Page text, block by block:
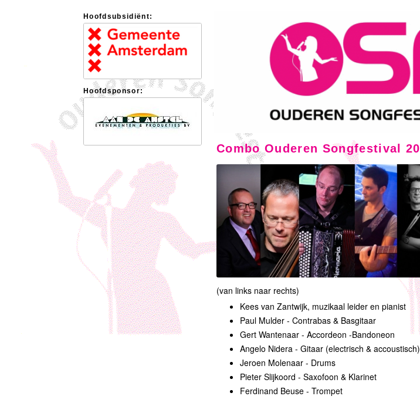
Hoofdsubsidiënt:
Hoofdsponsor:
Combo Ouderen Songfestival
(van links naar rechts)
Kees van Zantwijk, muzikaal leider en pianist
Paul Mulder - Contrabas & Basgitaar
Gert Wantenaar - Accordeon -Bandoneon
Angelo Nidera - Gitaar (electrisch & accoustisch)
Jeroen Molenaar - Drums
Pieter Slijkoord - Saxofoon & Klarinet
Ferdinand Beuse - Trompet